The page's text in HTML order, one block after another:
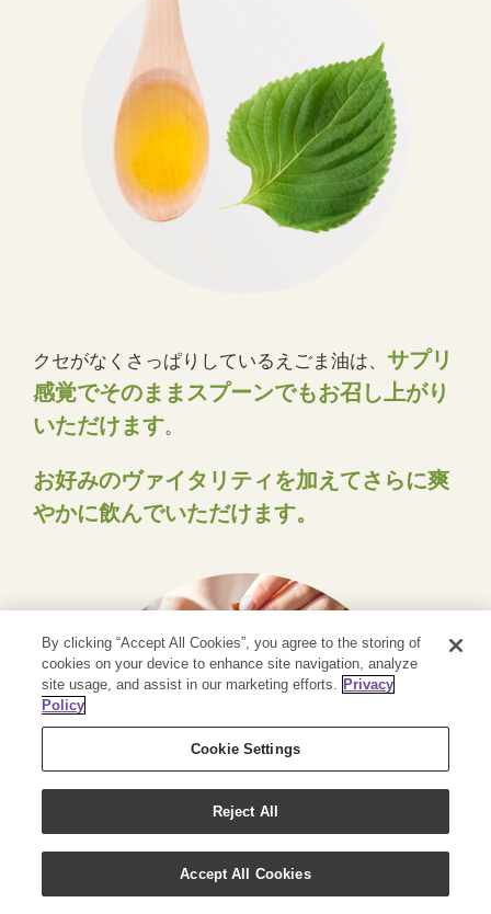
クセがなくさっぱりしているえごま油は、 サプリ
感覚でそのままスプーンでもお召し上がり
いただけます。
お好みのヴァイタリティを加えてさらに爽
やかに飲んでいただけます。
By clicking “Accept All Cookies”, you agree to the storing of
cookies on your device to enhance site navigation, analyze
site usage, and assist in our marketing efforts. Privacy
Policy
Cookie Settings
Reject All
Accept All Cookies